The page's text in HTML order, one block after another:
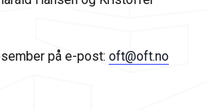
på e-post: oft@oft.no